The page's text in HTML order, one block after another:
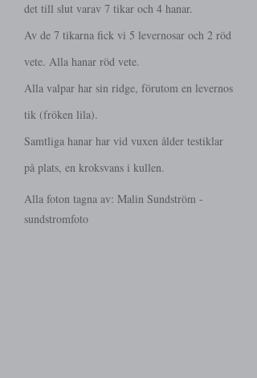
det till slut varav 7 tikar och 4 hanar.
Av de 7 tikarna fick vi 5 levernosar och 2 röd
vete. Alla hanar röd vete.
Alla valpar har sin ridge, förutom en levernos
tik (fröken lila).
Samtliga hanar har vid vuxen ålder testiklar
på plats, en kroksvans i kullen.
Alla foton tagna av: Malin Sundström -
sundstromfoto